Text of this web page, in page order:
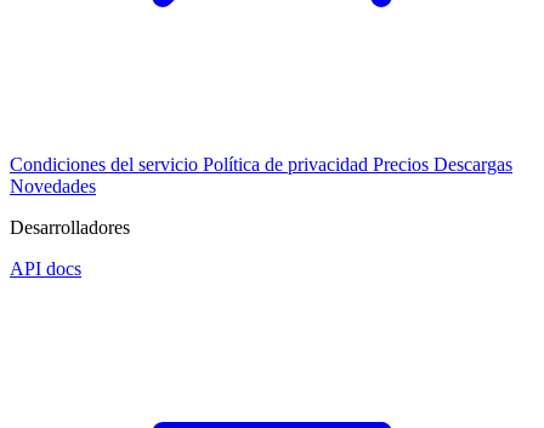
Condiciones del servicio Política de privacidad Precios Descargas
Novedades
Desarrolladores
API docs